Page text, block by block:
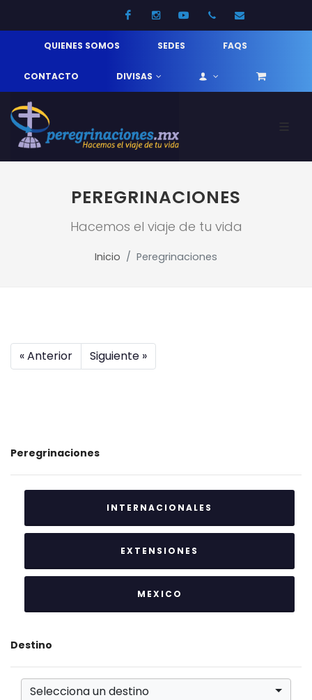
FacebookInstagramYoutube52 33 31210744
QUIENES SOMOS SEDES FAQS
CONTACTO DIVISAS
PEREGRINACIONES
Hacemos el viaje de tu vida
Inicio Peregrinaciones
« Anterior Siguiente »
Peregrinaciones
INTERNACIONALES
EXTENSIONES
MEXICO
Destino
Selecciona un destino